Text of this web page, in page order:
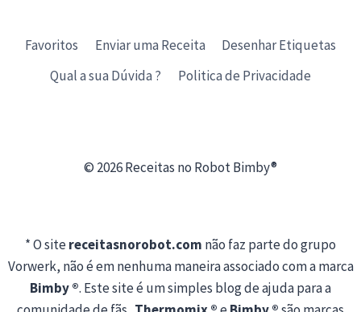
Favoritos Enviar uma Receita
Desenhar Etiquetas
Qual a sua Dúvida ?
Politica de Privacidade
© 2026 Receitas no Robot Bimby®
* O sitereceitasnorobot.com não faz parte do grupo
Vorwerk, não é em nenhuma maneira associado com a marca
Bimby ®. Este site é um simples blog de ajuda para a